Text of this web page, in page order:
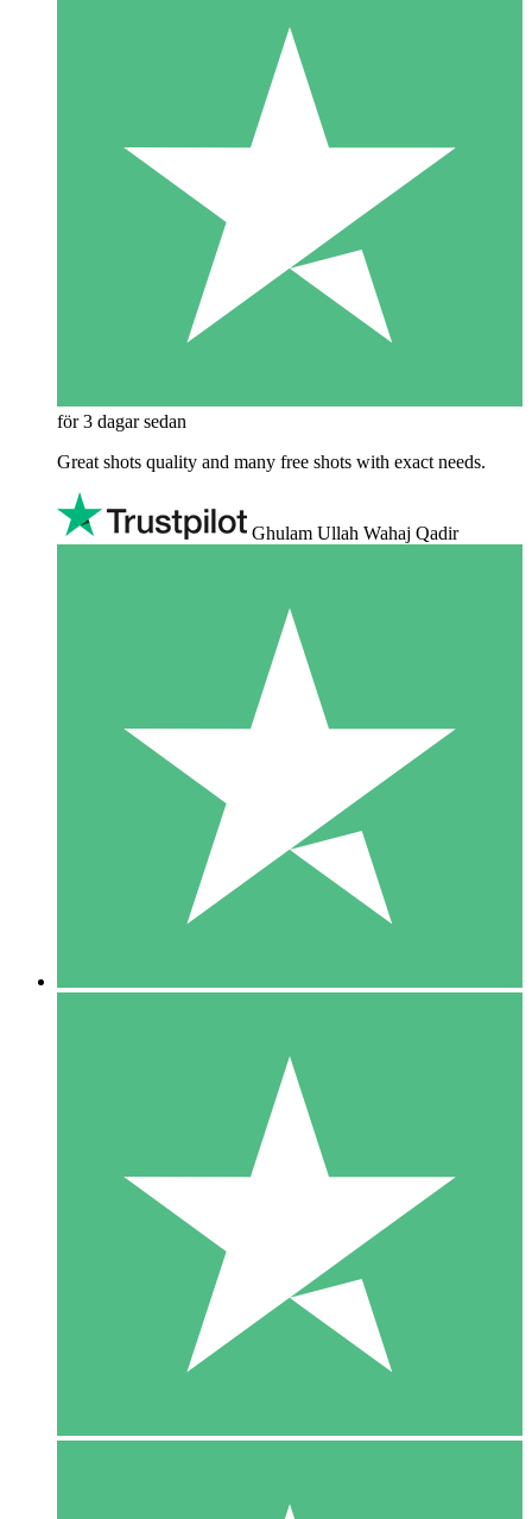
för 3 dagar sedan
Great shots quality and many free shots with exact needs.
Ghulam Ullah Wahaj Qadir